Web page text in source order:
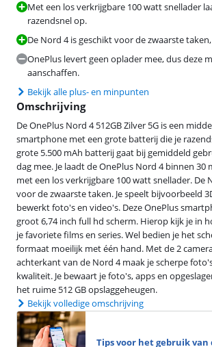
Met een los verkrijgbare 100 watt snellader
razendsnel op.
De Nord 4 is geschikt voor de zwaarste
OnePlus levert geen oplader mee, dus deze
aanschaffen.
Bekijk alle plus- en minpunten
Omschrijving
De OnePlus Nord 4 512GB Zilver 5G is een
smartphone met een grote batterij die je
grote 5.500 mAh batterij gaat bij gemiddeld
dag mee. Je laadt de OnePlus Nord 4 binnen
met een los verkrijgbare 100 watt snellader. De
voor de zwaarste taken. Je speelt bijvoorbeeld
bewerkt foto's en video's. Deze OnePlus
groot 6,74 inch full hd scherm. Hierop kijk je in
je favoriete films en series. Wel bedien je het
formaat moeilijk met één hand. Met de 2
achterkant van de Nord 4 maak je scherpe
kwaliteit. Je bewaart je foto's, apps en
het ruime 512 GB opslaggeheugen.
Bekijk volledige omschrijving
Tips voor het gebruik van